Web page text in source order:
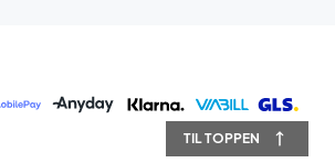
TIL TOPPEN